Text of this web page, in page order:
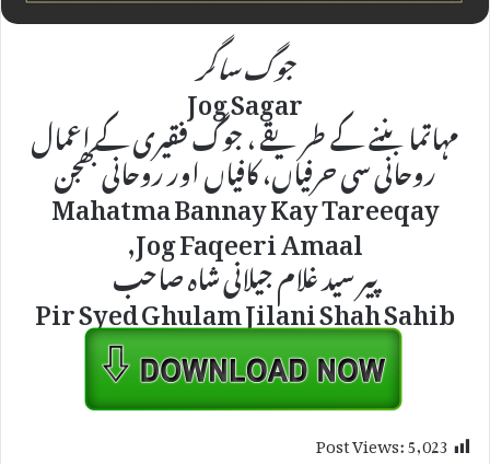
جوگ ساگر
Jog Sagar
مہاتما بننے کے طریقے ، جوگ فقیری کے اعمال
روحانی سی حرفیاں، کافیاں اور روحانی بھجن
Mahatma Bannay Kay Tareeqay
Jog Faqeeri Amaal,
پیر سید غلام جیلانی شاہ صاحب
Pir Syed Ghulam Jilani Shah Sahib
Post Views:5,023